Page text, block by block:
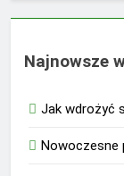
Najnowsze
Jak wdrożyć
Nowoczesne